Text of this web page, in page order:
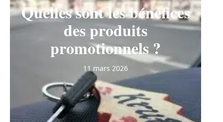
Quelles sont les bénéfices
des produits
promotionnels ?
11 mars 2026